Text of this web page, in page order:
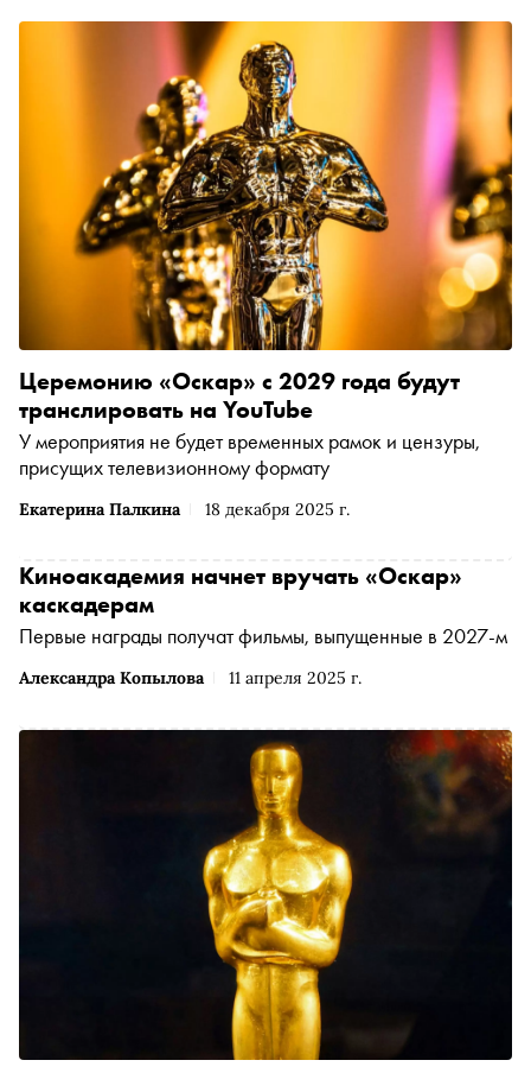
Екатерина Палкина 18 декабря 2025 г.
Церемонию «Оскар» с 2029 года будут
транслировать на YouTube
У мероприятия не будет временных рамок и цензуры,
присущих телевизионному формату
Александра Копылова 11 апреля 2025 г.
Киноакадемия начнет вручать «Оскар»
каскадерам
Первые награды получат фильмы, выпущенные в 2027-м